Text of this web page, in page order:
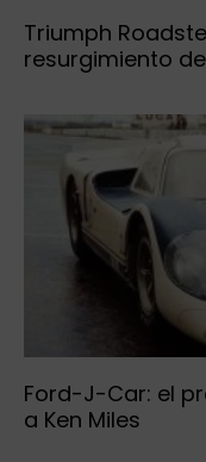
Triumph
resurgimiento
Ford-J-Car: el
a Ken Miles